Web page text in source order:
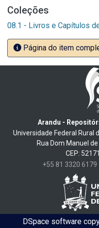
Coleções
08.1 - Livros e Capítulos
Página do item
Arandu -
Universidade Federal Rural
Rua Dom Manuel
CEP:
+55 81 3320 6179
DSpace software